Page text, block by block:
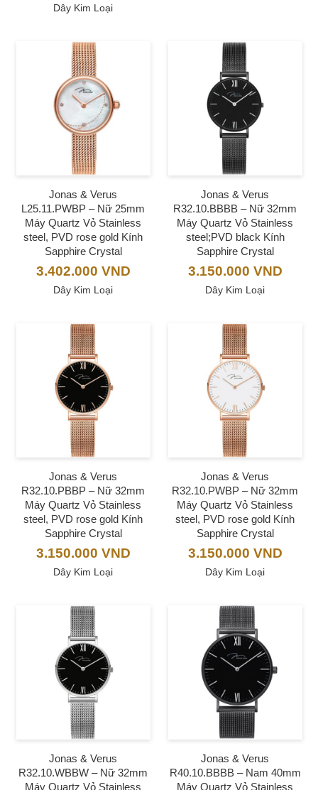
Dây Kim Loại
Jonas & Verus
L25.11.PWBP – Nữ 25mm
Máy Quartz Vỏ Stainless
steel, PVD rose gold Kính
Sapphire Crystal
3.402.000 VND
Dây Kim Loại
Jonas & Verus
R32.10.BBBB – Nữ 32mm
Máy Quartz Vỏ Stainless
steel;PVD black Kính
Sapphire Crystal
3.150.000 VND
Dây Kim Loại
Jonas & Verus
R32.10.PBBP – Nữ 32mm
Máy Quartz Vỏ Stainless
steel, PVD rose gold Kính
Sapphire Crystal
3.150.000 VND
Dây Kim Loại
Jonas & Verus
R32.10.PWBP – Nữ 32mm
Máy Quartz Vỏ Stainless
steel, PVD rose gold Kính
Sapphire Crystal
3.150.000 VND
Dây Kim Loại
Jonas & Verus
R32.10.WBBW – Nữ 32mm
Máy Quartz Vỏ Stainless
Jonas & Verus
R40.10.BBBB – Nam 40mm
Máy Quartz Vỏ Stainless